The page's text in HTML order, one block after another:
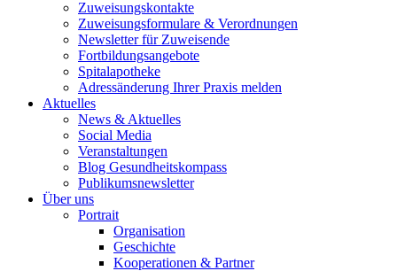
Zuweisungskontakte
Zuweisungsformulare & Verordnungen
Newsletter für Zuweisende
Fortbildungsangebote
Spitalapotheke
Adressänderung Ihrer Praxis melden
Aktuelles
News & Aktuelles
Social Media
Veranstaltungen
Blog Gesundheitskompass
Publikumsnewsletter
Über uns
Portrait
Organisation
Geschichte
Kooperationen & Partner